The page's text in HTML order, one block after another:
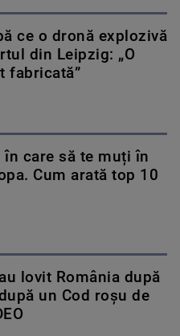
ce o dronă explozivă
din Leipzig: „O
fabricată”
în care să te muți în
Cum arată top 10
lovit România după
un Cod roşu de